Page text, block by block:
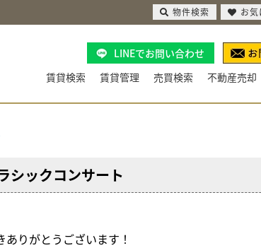
LINEでお問い合わせ
賃貸検索
賃貸管理 売買検索 不動産売却
シックコンサート
りがとうございます！
物件検索 お